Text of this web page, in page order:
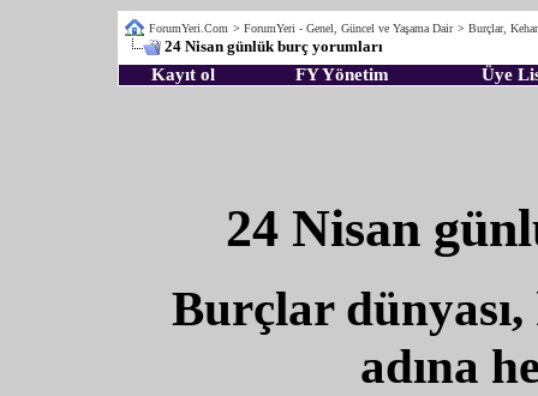
ForumYeri.Com > ForumYeri - Genel, Güncel ve Yaşama Dair > Burçlar,
24 Nisan günlük burç yorumları
Kayıt ol FY Yönetim Üye
24 Nisan
Burçlar
adına